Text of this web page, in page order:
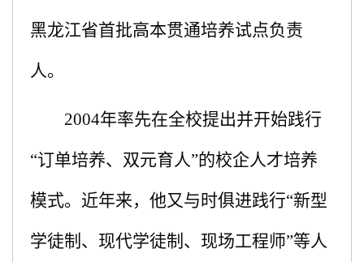
黑龙江省首批高本贯通培养试点负责
人。
2004年率先在全校提出并开始践行
“订单培养、双元育人”的校企人才培养
模式。近年来， 他又与时俱进践行“新型
学徒制、现代学徒制、现场工程师”等人